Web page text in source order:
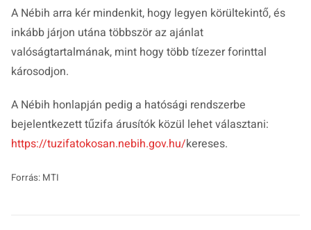
A Nébih arra kér mindenkit, hogy legyen körültekintő, és
inkább járjon utána többször az ajánlat
valóságtartalmának, mint hogy több tízezer forinttal
károsodjon.
A Nébih honlapján pedig a hatósági rendszerbe
bejelentkezett tűzifa árusítók közül lehet választani:
https://tuzifatokosan.nebih.gov.hu/kereses.
Forrás: MTI